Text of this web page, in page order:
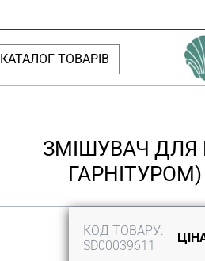
КАТАЛОГ ТОВАРІВ
ЗМІШУВАЧ ДЛЯ
ГАРНІТУРОМ)
КОД ТОВАРУ:
SD00039611